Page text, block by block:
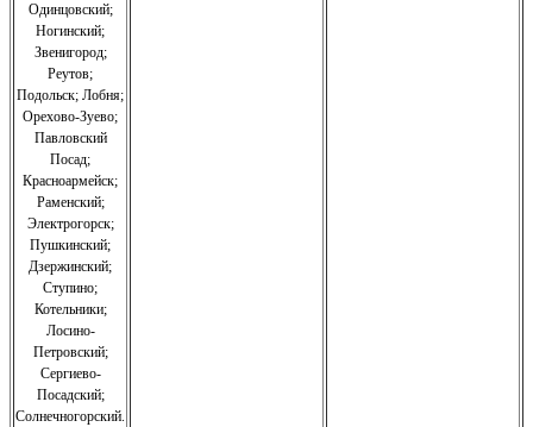
Одинцовский;
Ногинский;
Звенигород;
Реутов;
Подольск; Лобня;
Орехово-Зуево;
Павловский
Посад;
Красноармейск;
Раменский;
Электрогорск;
Пушкинский;
Дзержинский;
Ступино;
Котельники;
Лосино-
Петровский;
Сергиево-
Посадский;
Солнечногорский.